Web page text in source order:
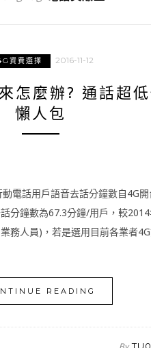
資費選擇 2016-11-12
怎麼辦? 通話超
懶人包
電話用戶語音去話分鐘數自4G
分鐘數為67.3分鐘/用戶，較
務人員)，若是選用目前各業者
READING